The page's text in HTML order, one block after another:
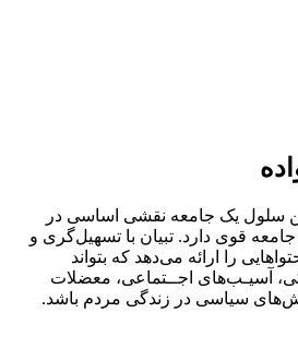
سلول یک جامعه نقشی اساسی در
قوی دارد. تبیان با تسهیل‌گری و
را ارائه می‌دهد که بتواند
آسیـب‌های اجــتماعی، معضلات
سیاسی در زندگی مردم باشد.